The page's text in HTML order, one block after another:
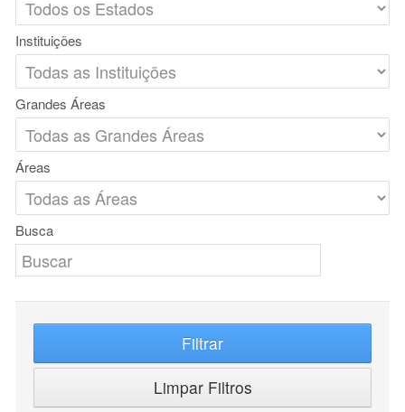
Instituições
Grandes Áreas
Áreas
Busca
Filtrar
Limpar Filtros